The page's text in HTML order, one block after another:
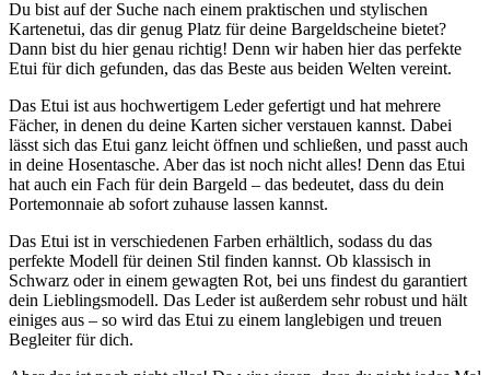
Du bist auf der Suche nach einem praktischen und stylischen
Kartenetui, das dir genug Platz für deine Bargeldscheine bietet?
Dann bist du hier genau richtig! Denn wir haben hier das perfekte
Etui für dich gefunden, das das Beste aus beiden Welten vereint.
Das Etui ist aus hochwertigem Leder gefertigt und hat mehrere
Fächer, in denen du deine Karten sicher verstauen kannst. Dabei
lässt sich das Etui ganz leicht öffnen und schließen, und passt auch
in deine Hosentasche. Aber das ist noch nicht alles! Denn das Etui
hat auch ein Fach für dein Bargeld – das bedeutet, dass du dein
Portemonnaie ab sofort zuhause lassen kannst.
Das Etui ist in verschiedenen Farben erhältlich, sodass du das
perfekte Modell für deinen Stil finden kannst. Ob klassisch in
Schwarz oder in einem gewagten Rot, bei uns findest du garantiert
dein Lieblingsmodell. Das Leder ist außerdem sehr robust und hält
einiges aus – so wird das Etui zu einem langlebigen und treuen
Begleiter für dich.